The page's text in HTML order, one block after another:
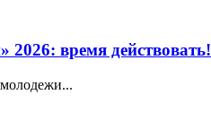
2026: время действовать!